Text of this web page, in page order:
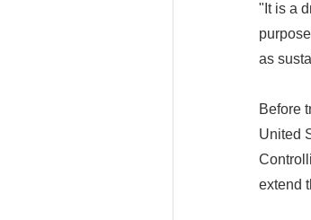
"It is a
as
Before
United
extend